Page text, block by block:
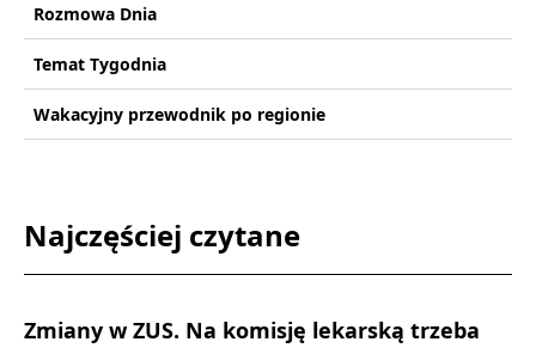
Rozmowa Dnia
Temat Tygodnia
Wakacyjny przewodnik po regionie
Najczęściej czytane
Zmiany w ZUS. Na komisję lekarską trzeba